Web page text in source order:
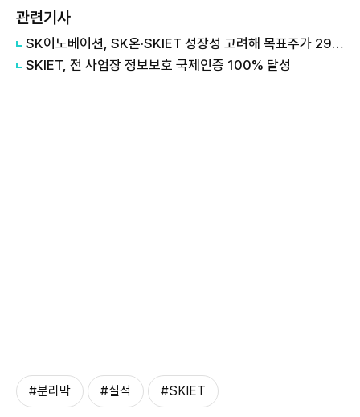
관련기사
SK이노베이션, SK온·SKIET 성장성 고려해 목표주가 29만원
SKIET, 전 사업장 정보보호 국제인증 100% 달성
#분리막 #실적 #SKIET